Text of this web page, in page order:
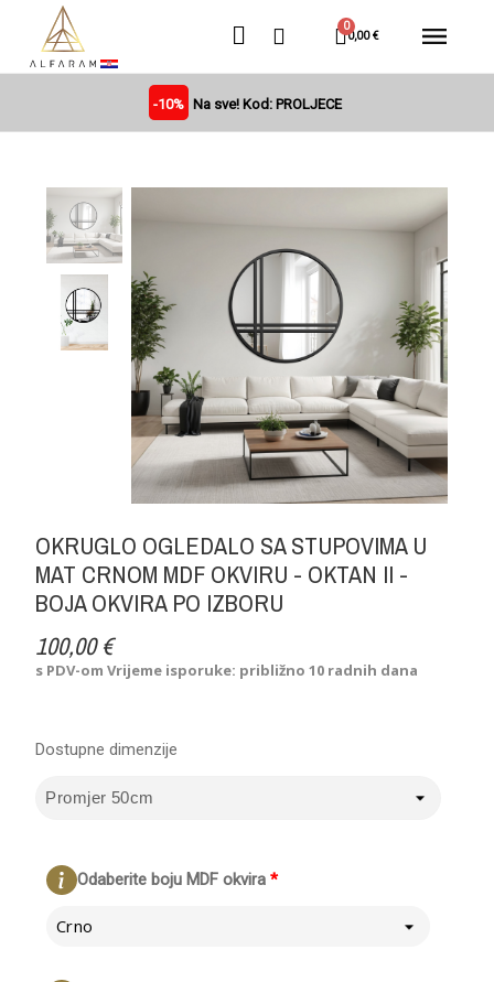
0,00 €
-10% Na sve! Kod: PROLJECE
OKRUGLO OGLEDALO SA STUPOVIMA U
MAT CRNOM MDF OKVIRU - OKTAN II -
BOJA OKVIRA PO IZBORU
100,00 €
s PDV-omVrijeme isporuke: približno 10 radnih dana
*
Odaberite boju MDF okvira
Crno
Dostupne dimenzije